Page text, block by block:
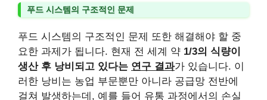
푸드 시스템의 구조적인 문제
푸드 시스템의 구조적인 문제 또한 해결해야 할 중
요한 과제가 됩니다. 현재 전 세계 약 1/3의 식량이
생산 후 낭비되고 있다는 연구 결과가 있습니다. 이
러한 낭비는 농업 부문뿐만 아니라 공급망 전반에
걸쳐 발생하는데, 예를 들어 유통 과정에서의 손실